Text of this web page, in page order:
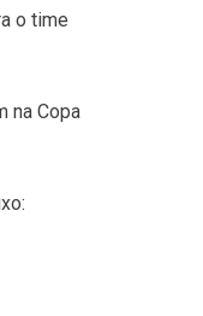
o time
na Copa